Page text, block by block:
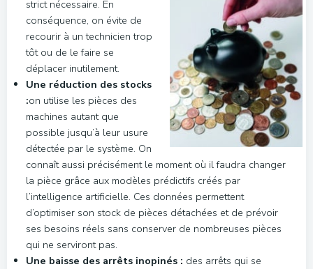
strict nécessaire. En
conséquence, on évite de
recourir à un technicien trop
tôt ou de le faire se
déplacer inutilement.
Une réduction des stocks
:on utilise les pièces des
machines autant que
possible jusqu’à leur usure
détectée par le système. On
connaît aussi précisément le moment où il faudra changer
la pièce grâce aux modèles prédictifs créés par
l’intelligence artificielle. Ces données permettent
d’optimiser son stock de pièces détachées et de prévoir
ses besoins réels sans conserver de nombreuses pièces
qui ne serviront pas.
Une baisse des arrêts inopinés : des arrêts qui se